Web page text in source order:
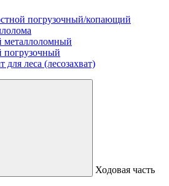
погрузочный/копающий
металлоломный
погрузочный
для леса (лесозахват)
Ходовая часть